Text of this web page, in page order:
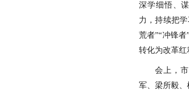
深学细悟、
力，持续把
荒者”“冲锋
转化为改革红
会上，
军、梁所毅、